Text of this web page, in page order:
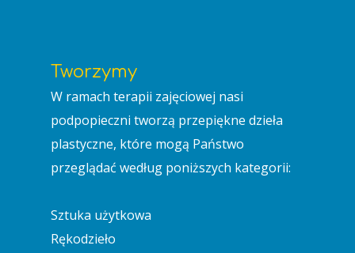
Tworzymy
W ramach terapii zajęciowej nasi
podpopieczni tworzą przepiękne dzieła
plastyczne, które mogą Państwo
przeglądać według poniższych kategorii:
Sztuka użytkowa
Rękodzieło